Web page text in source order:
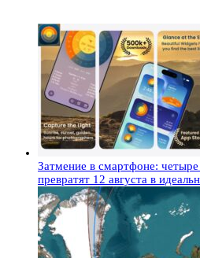
Затмение в смартфоне:
превратят 12 августа в